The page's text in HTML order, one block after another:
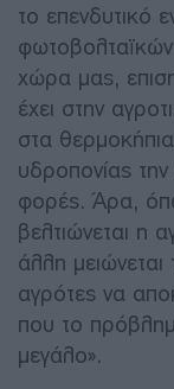
το επενδυτικό
φωτοβολταϊκών
χώρα μας,
έχει στην
στα
υδροπονίας
φορές. Άρα,
βελτιώνεται η
άλλη
αγρότες να
που το
μεγάλο».